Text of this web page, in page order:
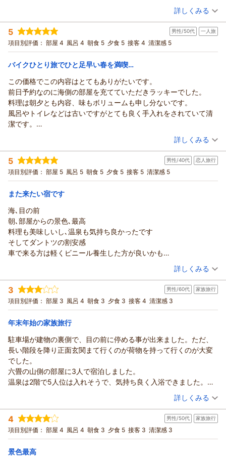
の方に理由を聞いたところ、じゃらんさんの方で領収書をもらっ
てくださいって言われて、今まで数多く宿泊して来て、初めて言
われて残念な思いをしました。ちょっとあり得ない事だなぁて思
い宿を後にしました。その他は、スキューバダイビングをされる
方は、宿周辺が、ダイビングの聖地見たいところで海好きの方
（投稿日：2026/03/11）
宿泊時期： 2026年02月宿泊 (夫婦旅行)
投稿者： ひかるっちさん
宿泊プラン： ☆・。*豪華!! 新鮮な磯料理付[【静岡うまいもんめぐり】しず
得ほっこり] 朝夕２食プラン。・*☆
和室 朝・夕
宿泊価格帯： 11,001～12,000円(大人一人あたり/税込)
詳しくみる
5 男性/50代 一人旅
項目別評価： 部屋 4 風呂 4 朝食 5 夕食 5 接客 4 清潔感 5
バイクひとり旅でひと足早い春を満喫…
この価格でこの内容はとてもありがたいです。
前日予約なのに海側の部屋を充てていただきラッキーでした。
料理は朝夕とも内容、味もボリュームも申し分ないです。
風呂やトイレなどは古いですがとても良く手入れをされていて清
潔です。
風呂はシャワー2席で浴槽も2人でいっぱいといった感じ。
浴室の改修工事中で男女交互利用で好きな時間には入れませんで
した。
また利用させていただきます。
（投稿日：2026/02/15）
宿泊時期： 2026年02月宿泊 (一人旅)
投稿者： みやさん
宿泊プラン： ○● ゆったりまったりと満喫 ●○春旅行＆GWにも＊家族旅
行応援♪朝夕の２食付プラン
和室 朝・夕
宿泊価格帯： 8,001～9,000円(大人一人あたり/税込)
詳しくみる
5 男性/40代 恋人旅行
項目別評価： 部屋 5 風呂 5 朝食 5 夕食 5 接客 5 清潔感 5
また来たい宿です
海､目の前
朝､部屋からの景色､最高
料理も美味しいし､温泉も気持ち良かったです
そしてダントツの割安感
車で来る方は軽くビニール養生した方が良いかも
（投稿日：2026/01/14）
宿泊時期： 2026年01月宿泊 (恋人旅行)
投稿者： 和ちゃんとさん
宿泊プラン： ○● ゆったりまったりと満喫 ●○春旅行＆年末年始にも＊
家族旅行応援♪朝夕の２食付プラン
和室 朝・夕
宿泊価格帯： 8,001～9,000円(大人一人あたり/税込)
詳しくみる
3 男性/60代 家族旅行
項目別評価： 部屋 3 風呂 4 朝食 3 夕食 3 接客 4 清潔感 3
年末年始の家族旅行
駐車場が建物の裏側で、目の前に停める事が出来ました。ただ、
長い階段を降り正面玄関まて行くのが荷物を持って行くのが大変
でした。
六畳の山側の部屋に3人で宿泊しました。
温泉は2階で5人位は入れそうで、気持ち良く入浴できました。
温泉で美味しい食事が2食ついて、この時期にとても安く泊まる事
が出来るのは大変良かったと思います。
（投稿日：2026/01/06）
宿泊時期： 2025年12月宿泊 (家族旅行)
投稿者： ひなさん(男性/60代)
宿泊プラン： ○● ゆったりまったりと満喫 ●○秋旅行＆年末年始にも＊
家族旅行応援♪朝夕の２食付プラン
和室 朝・夕
宿泊価格帯：
詳しくみる
4 男性/50代 家族旅行
項目別評価： 部屋 4 風呂 4 朝食 3 夕食 5 接客 3 清潔感 3
景色最高